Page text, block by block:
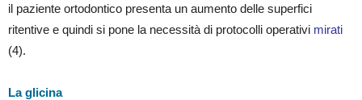
il paziente ortodontico presenta un aumento delle superfici
ritentive e quindi si pone la necessità di protocolli operativi mirati
(4).
La glicina